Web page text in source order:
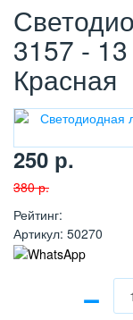
3157 -
Красная
250 р.
380р.
Рейтинг:
Артикул: 50270
−